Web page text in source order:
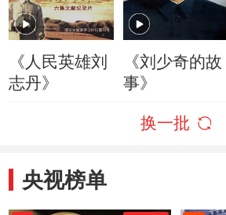
《人民英雄刘
志丹》
《刘少奇的故
事》
换一批
央视榜单